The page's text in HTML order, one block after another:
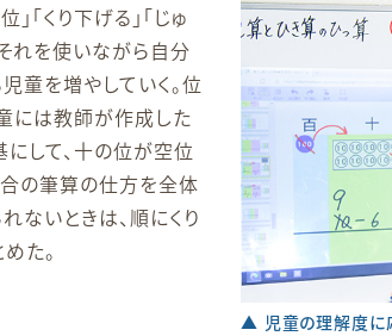
▲ 児童の理解度に
「くり下げる」「じゅ
れを使いながら自分
童を増やしていく。位
には教師が作成した
にして、十の位が空位
の筆算の仕方を全体
ないときは、順にくり
た。